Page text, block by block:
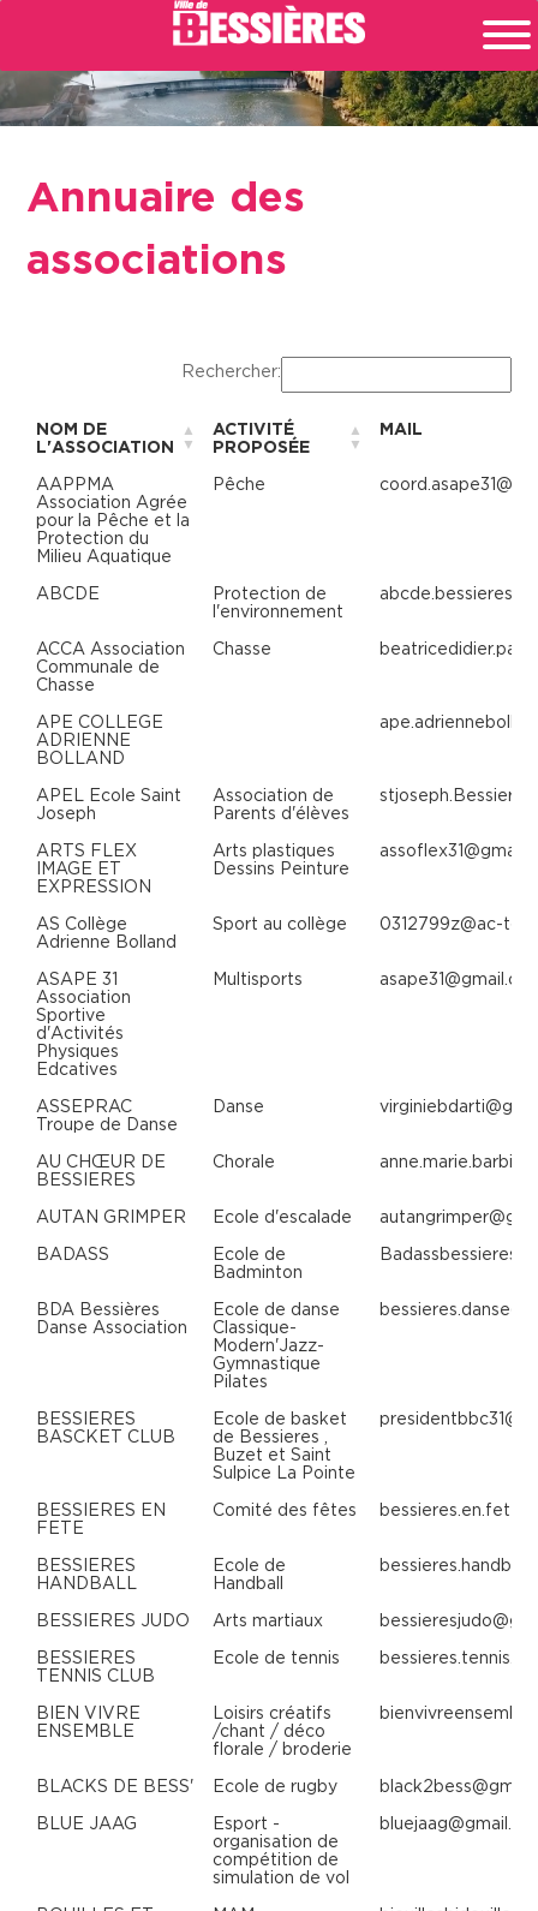
Annuaire des
associations
Rechercher:
NOM DE
L'ASSOCIATION
ACTIVITÉ
PROPOSÉE
MAIL
NOM DE
L'ASSOCIATION
ACTIVITÉ
PROPOSÉE
AAPPMA
Association Agrée
pour la Pêche et la
Protection du
Milieu Aquatique
Pêche
ABCDE
Protection de
l'environnement
ACCA Association
Communale de
Chasse
Chasse
APE COLLEGE
ADRIENNE
BOLLAND
APEL Ecole Saint
Joseph
Association de
Parents d'élèves
ARTS FLEX
IMAGE ET
EXPRESSION
Arts plastiques
Dessins Peinture
AS Collège
Adrienne Bolland
Sport au collège 0312799z@ac-
ASAPE 31
Association
Sportive
d'Activités
Physiques
Edcatives
Multisports
ASSEPRAC
Troupe de Danse
Danse
AU CHŒUR DE
BESSIERES
Chorale
AUTAN GRIMPER Ecole d'escalade
BADASS
Ecole de
Badminton
BDA Bessières
Danse Association
Ecole de danse
Classique-
Modern'Jazz-
Gymnastique
Pilates
BESSIERES
BASCKET CLUB
Ecole de basket
de Bessieres ,
Buzet et Saint
Sulpice La Pointe
BESSIERES EN
FETE
Comité des fêtes
BESSIERES
HANDBALL
Ecole de
Handball
BESSIERES JUDO Arts martiaux
BESSIERES
TENNIS CLUB
Ecole de tennis
BIEN VIVRE
ENSEMBLE
Loisirs créatifs
/chant / déco
florale / broderie
BLACKS DE BESS' Ecole de rugby
BLUE JAAG
Esport -
organisation de
compétition de
simulation de vol